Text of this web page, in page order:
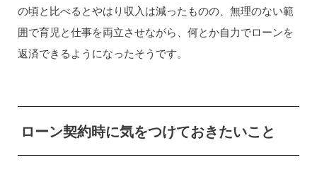
の頃と比べるとやはり収入は減ったものの、無理のない範
囲で育児と仕事を両立させながら、何とか自力でローンを
返済できるようになったそうです。
ローン契約時に気をつけておきたいこと